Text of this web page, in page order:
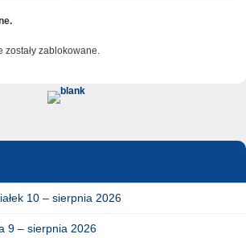
zostały zablokowane.
10 – sierpnia 2026
9 – sierpnia 2026